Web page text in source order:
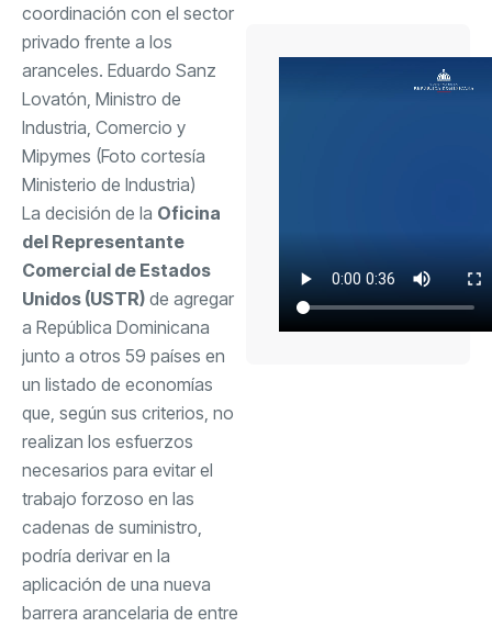
coordinación con el sector
privado frente a los
aranceles. Eduardo Sanz
Lovatón, Ministro de
Industria, Comercio y
Mipymes (Foto cortesía
Ministerio de Industria)
La decisión de la Oficina
del Representante
Comercial de Estados
Unidos (USTR) de agregar
a República Dominicana
junto a otros 59 países en
un listado de economías
que, según sus criterios, no
realizan los esfuerzos
necesarios para evitar el
trabajo forzoso en las
cadenas de suministro,
podría derivar en la
aplicación de una nueva
barrera arancelaria de entre